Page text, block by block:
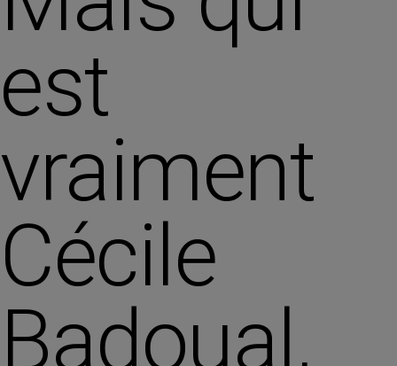
est
vraiment
Cécile
Badoual,